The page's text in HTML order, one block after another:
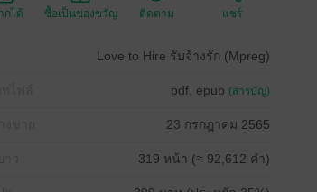
กได้ ซื้อเป็นของขวัญ ติดตาม แชร์
Love to Hire รับจ้างรัก (Mpreg)
pdf, epub (สารบัญ)
23 กรกฎาคม 2565
319 หน้า (≈ 92,612 คำ)